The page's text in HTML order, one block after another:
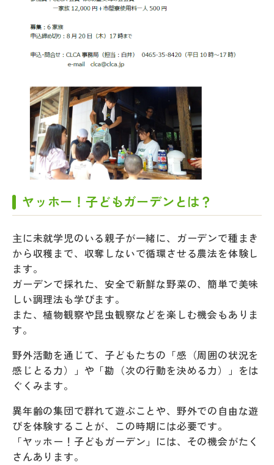
ヤッホー！子どもガーデンとは？
主に未就学児のいる親子が一緒に、ガーデンで種まき
から収穫まで、収奪しないで循環させる農法を体験し
ます。
ガーデンで採れた、安全で新鮮な野菜の、簡単で美味
しい調理法も学びます。
また、植物観察や昆虫観察などを楽しむ機会もありま
す。
野外活動を通じて、子どもたちの「感（周囲の状況を
感じとる力）」や「勘（次の行動を決める力）」をは
ぐくみます。
異年齢の集団で群れて遊ぶことや、野外での自由な遊
びを体験することが、この時期には必要です。
「ヤッホー！子どもガーデン」には、その機会がたく
さんあります。